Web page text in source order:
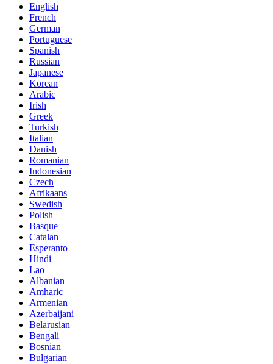
English
French
German
Portuguese
Spanish
Russian
Japanese
Korean
Arabic
Irish
Greek
Turkish
Italian
Danish
Romanian
Indonesian
Czech
Afrikaans
Swedish
Polish
Basque
Catalan
Esperanto
Hindi
Lao
Albanian
Amharic
Armenian
Azerbaijani
Belarusian
Bengali
Bosnian
Bulgarian